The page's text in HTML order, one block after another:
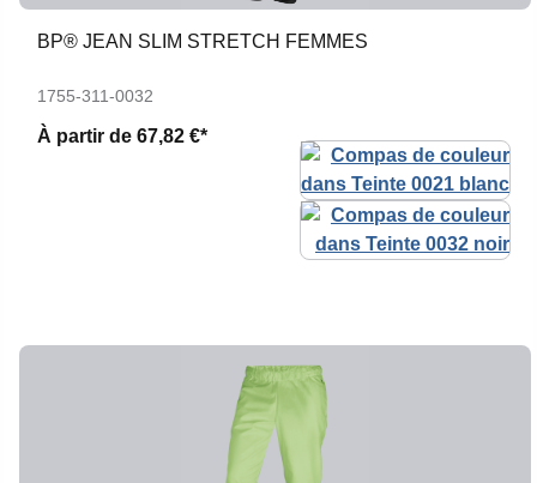
BP® JEAN SLIM STRETCH FEMMES
1755-311-0032
À partir de 67,82 €*